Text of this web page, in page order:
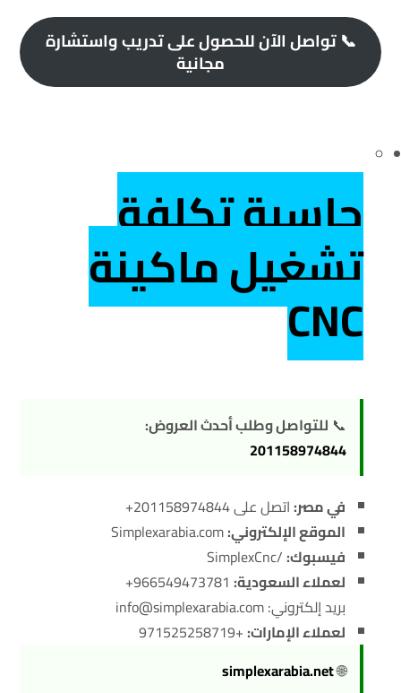
📞 تواصل الآن للحصول على تدريب واستشارة
مجانية
حاسبة تكلفة
تشغيل ماكينة
CNC
📞 للتواصل وطلب أحدث العروض:
201158974844
في مصر:اتصل على 201158974844+
الموقع الإلكتروني:Simplexarabia.com
فيسبوك:/SimplexCnc
لعملاء السعودية:
بريد إلكتروني: info@simplexarabia.com
لعملاء الإمارات:+971525258719
🌐
simplexarabia.net